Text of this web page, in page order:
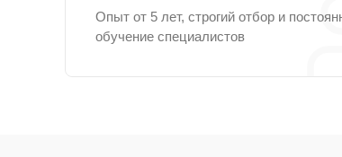
Опыт от 5 лет, строгий отбор и
обучение специалистов